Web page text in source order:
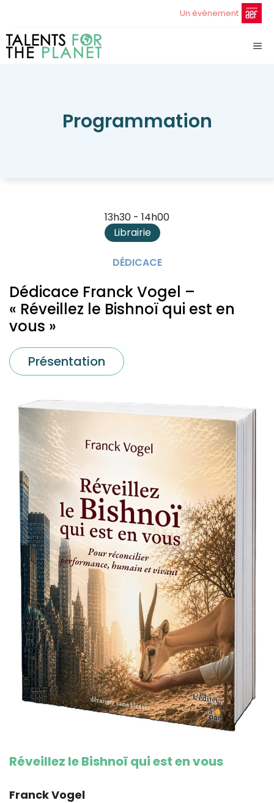
Un évènement
Programmation
13h30 - 14h00
Librairie
DÉDICACE
Dédicace Franck Vogel –
« Réveillez le Bishnoï qui est en
vous »
Présentation
Réveillez le Bishnoï qui est en vous
Franck Vogel